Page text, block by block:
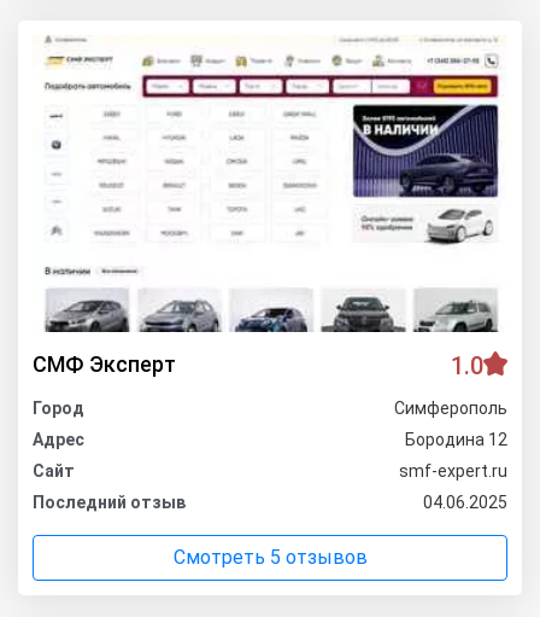
СМФ Эксперт 1.0
Город
Симферополь
Адрес
Бородина 12
Сайт
smf-expert.ru
Последний отзыв
04.06.2025
Смотреть 5 отзывов